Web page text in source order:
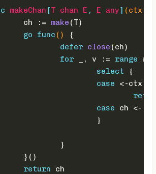
makeChan [T chan E , E any] (ctx
	ch :=
make (T)
go
func ()
{
defer close (ch)
for _, v := range
select {
case <-
case ch <- v:
			}
		}
	}()
return ch